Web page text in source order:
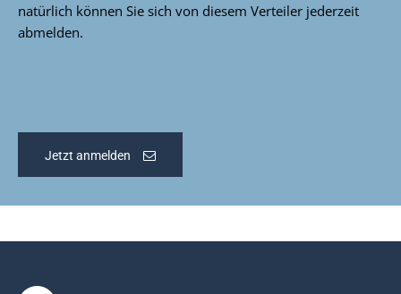
natürlich können Sie sich von diesem Verteiler jederzeit
abmelden.
Jetzt anmelden